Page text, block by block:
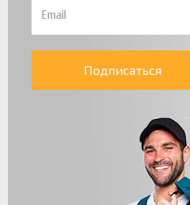
Подписаться